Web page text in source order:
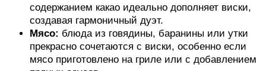
содержанием какао идеально дополняет виски,
создавая гармоничный дуэт.
Мясо: блюда из говядины, баранины или утки
прекрасно сочетаются с виски, особенно если
мясо приготовлено на гриле или с добавлением